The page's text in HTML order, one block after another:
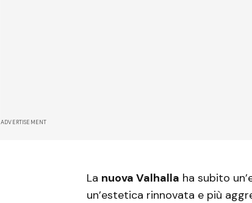
ADVERTISEMENT
La nuova Valhalla ha subito
un’estetica rinnovata e più